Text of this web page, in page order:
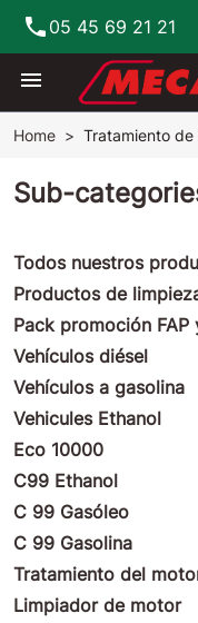
phone 05 45 69 21 21
menu
Home Tratamiento
Sub-
Todos nuestros
Productos de
Pack promoción FAP
Vehículos diésel
Vehículos a gasolina
Vehicules Ethanol
Eco 10000
C99 Ethanol
C 99 Gasóleo
C 99 Gasolina
Tratamiento del
Limpiador de motor